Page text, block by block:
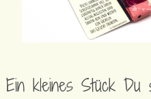
Ein kleines Stück Du